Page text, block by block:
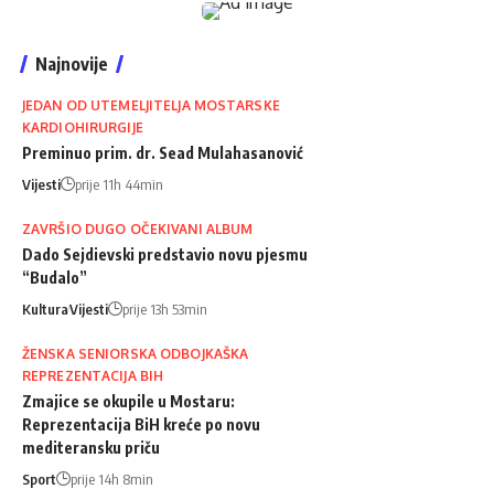
Najnovije
JEDAN OD UTEMELJITELJA MOSTARSKE
KARDIOHIRURGIJE
Preminuo prim. dr. Sead Mulahasanović
Vijesti prije 11h 44min
ZAVRŠIO DUGO OČEKIVANI ALBUM
Dado Sejdievski predstavio novu pjesmu
“Budalo”
KulturaVijesti prije 13h 53min
ŽENSKA SENIORSKA ODBOJKAŠKA
REPREZENTACIJA BIH
Zmajice se okupile u Mostaru:
Reprezentacija BiH kreće po novu
mediteransku priču
Sport prije 14h 8min